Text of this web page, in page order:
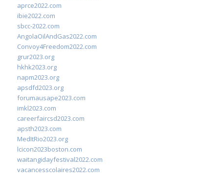
aprce2022.com
ibie2022.com
sbcc-2022.com
AngolaOilAndGas2022.com
Convoy4Freedom2022.com
grur2023.org
hkhk2023.org
napm2023.org
apsdfd2023.org
forumausape2023.com
imkl2023.com
careerfaircsd2023.com
apsth2023.com
MedItRio2023.org
lcicon2023boston.com
waitangidayfestival2022.com
vacancesscolaires2022.com